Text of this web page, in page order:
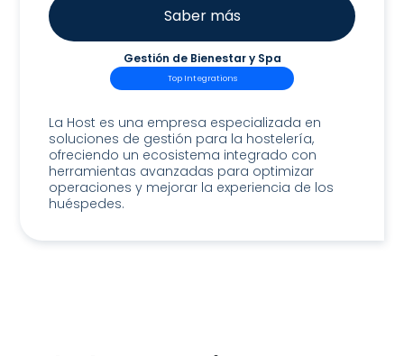
Saber más
Gestión de Bienestar y Spa
Top Integrations
La Host es una empresa especializada en
soluciones de gestión para la hostelería,
ofreciendo un ecosistema integrado con
herramientas avanzadas para optimizar
operaciones y mejorar la experiencia de los
huéspedes.